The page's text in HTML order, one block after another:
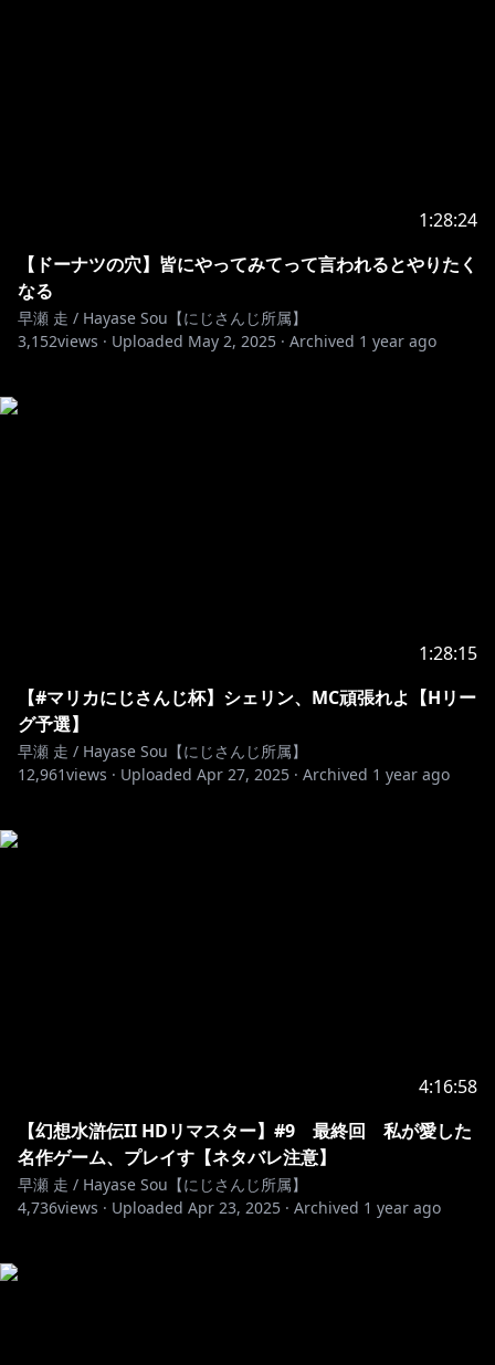
1:28:24
【ドーナツの穴】皆にやってみてって言われるとやりたく
なる
早瀬 走 / Hayase Sou【にじさんじ所属】
3,152views · Uploaded May 2, 2025 · Archived 1 year ago
1:28:15
【#マリカにじさんじ杯】シェリン、MC頑張れよ【Hリー
グ予選】
早瀬 走 / Hayase Sou【にじさんじ所属】
12,961views · Uploaded Apr 27, 2025 · Archived 1 year ago
4:16:58
【幻想水滸伝II HDリマスター】#9 最終回 私が愛した
名作ゲーム、プレイす【ネタバレ注意】
早瀬 走 / Hayase Sou【にじさんじ所属】
4,736views · Uploaded Apr 23, 2025 · Archived 1 year ago